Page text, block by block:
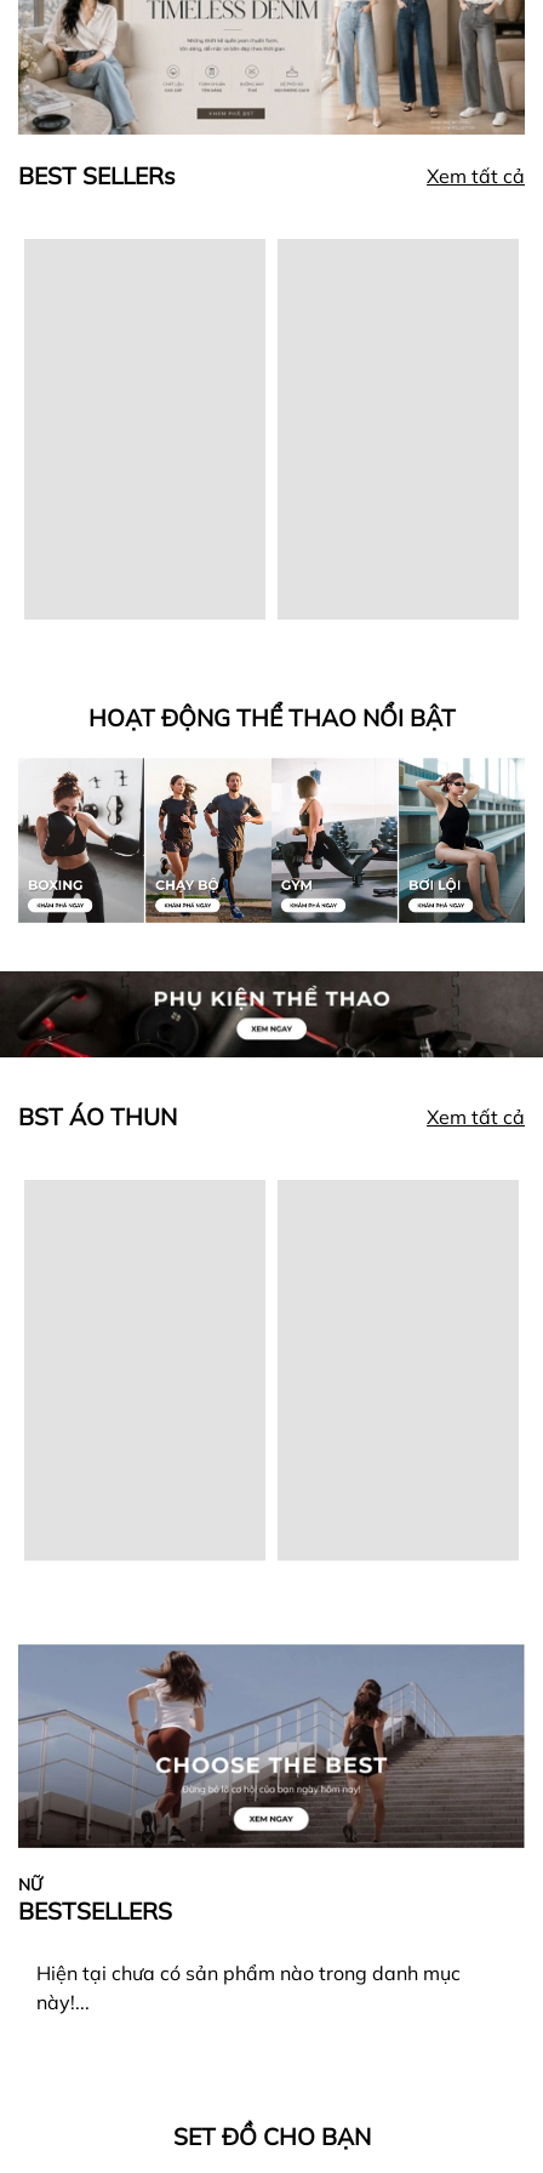
BEST SELLERs Xem tất cả
HOẠT ĐỘNG THỂ THAO NỔI BẬT
BST ÁO THUN Xem tất cả
NỮ
BESTSELLERS
Hiện tại chưa có sản phẩm nào trong danh mục
này!...
SET ĐỒ CHO BẠN